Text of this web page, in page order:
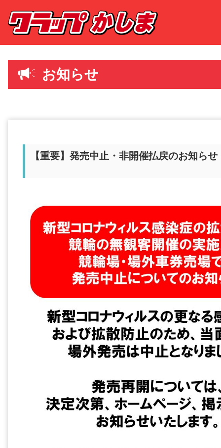
お知らせ
【重要】発売中止・非開催払戻のお知らせ